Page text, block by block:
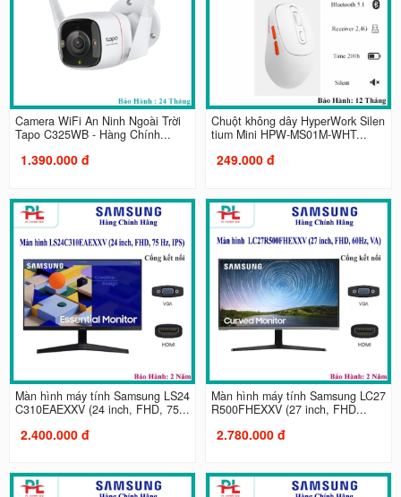
Camera WiFi An Ninh Ngoài Trời
Tapo C325WB - Hàng Chính...
1.390.000 đ
Chuột không dây HyperWork Silen
tium Mini HPW-MS01M-WHT...
249.000 đ
Màn hình máy tính Samsung LS24
C310EAEXXV (24 inch, FHD, 75...
2.400.000 đ
Màn hình máy tính Samsung LC27
R500FHEXXV (27 inch, FHD...
2.780.000 đ